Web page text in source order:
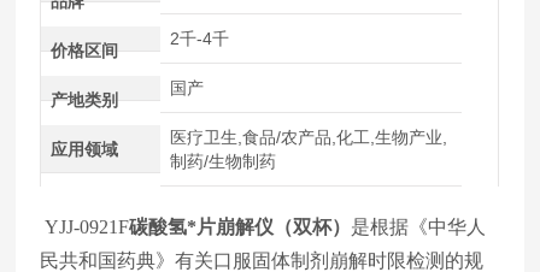
价格区间
2千-4千
产地类别
国产
应用领域
医疗卫生,食品/农产品,化工,生物产业,
制药/生物制药
YJJ-0921F碳酸氢*片崩解仪（双杯） 是根据《中华人
民共和国药典》有关口服固体制剂崩解时限检测的规